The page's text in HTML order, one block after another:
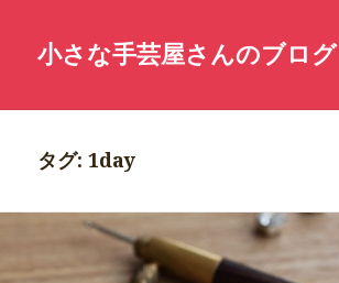
小さな手芸屋さんのブログ
タグ: 1day